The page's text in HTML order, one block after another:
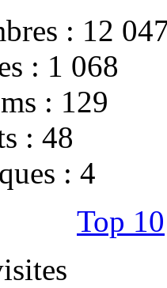
: 12
: 1 068
: 129
: 48
: 4
Top 10